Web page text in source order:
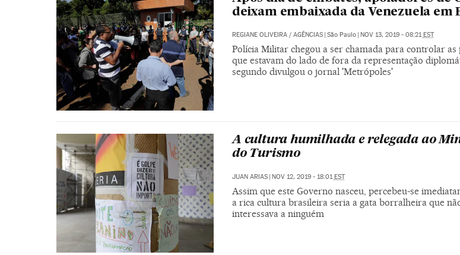
deixam embaixada da Venezuela em
REGIANE OLIVEIRA/ AGÊNCIAS São Paulo NOV 13, 2019 - 08:21 EST
Polícia Militar chegou a ser chamada para controlar as
que estavam do lado de fora da representação
segundo divulgou o jornal 'Metrópoles'
A cultura humilhada e relegada ao
do Turismo
JUAN ARIAS | NOV 12, 2019 - 18:01EST
Assim que este Governo nasceu, percebeu-se
a rica cultura brasileira seria a gata borralheira que
interessava a ninguém